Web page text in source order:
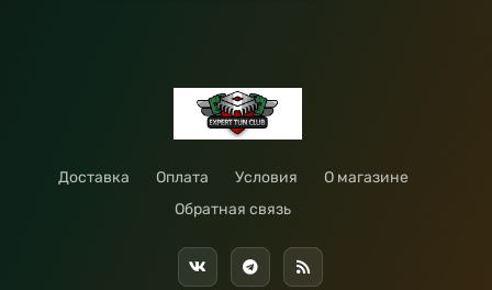
Доставка Оплата Условия
О магазине
Обратная связь